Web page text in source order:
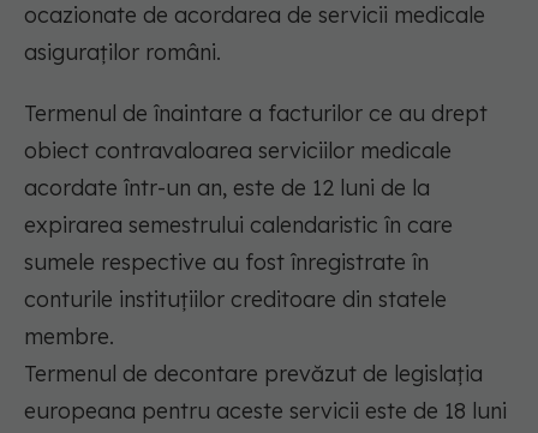
ocazionate de acordarea de servicii medicale
asiguraţilor români.
Termenul de înaintare a facturilor ce au drept
obiect contravaloarea serviciilor medicale
acordate într-un an, este de 12 luni de la
expirarea semestrului calendaristic în care
sumele respective au fost înregistrate în
conturile instituţiilor creditoare din statele
membre.
Termenul de decontare prevăzut de legislaţia
europeana pentru aceste servicii este de 18 luni